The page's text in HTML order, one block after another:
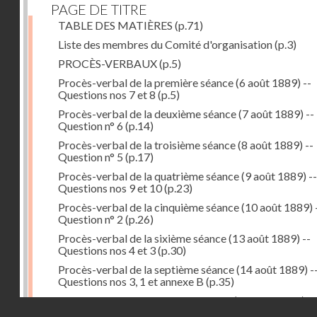
PAGE DE TITRE
TABLE DES MATIÈRES (p.71)
Liste des membres du Comité d'organisation(p.3)
PROCÈS-VERBAUX(p.5)
Procès-verbal de la première séance (6 août 1889) --
Questions nos 7 et 8 (p.5)
Procès-verbal de la deuxième séance (7 août 1889) --
Question n° 6 (p.14)
Procès-verbal de la troisième séance (8 août 1889) --
Question n° 5 (p.17)
Procès-verbal de la quatrième séance (9 août 1889) --
Questions nos 9 et 10(p.23)
Procès-verbal de la cinquième séance (10 août 1889)
Question n° 2 (p.26)
Procès-verbal de la sixième séance (13 août 1889) --
Questions nos 4 et 3(p.30)
Procès-verbal de la septième séance (14 août 1889)
Questions nos 3, 1 et annexe B (p.35)
Procès-verbal de la huitième séance (16 août 1889) --